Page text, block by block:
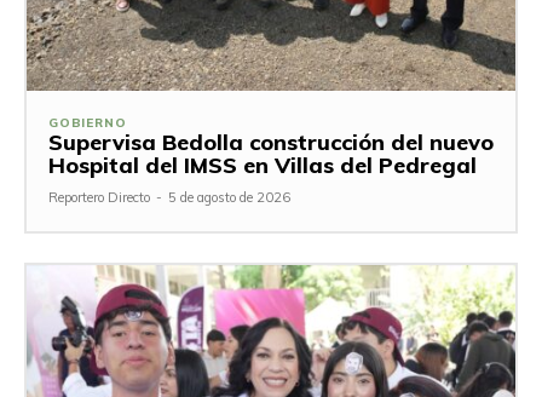
GOBIERNO
Supervisa Bedolla construcción del nuevo
Hospital del IMSS en Villas del Pedregal
Reportero Directo - 5 de agosto de 2026